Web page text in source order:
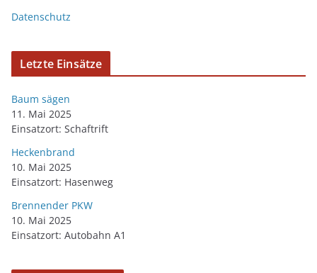
Datenschutz
Letzte Einsätze
Baum sägen
11. Mai 2025
Einsatzort: Schaftrift
Heckenbrand
10. Mai 2025
Einsatzort: Hasenweg
Brennender PKW
10. Mai 2025
Einsatzort: Autobahn A1